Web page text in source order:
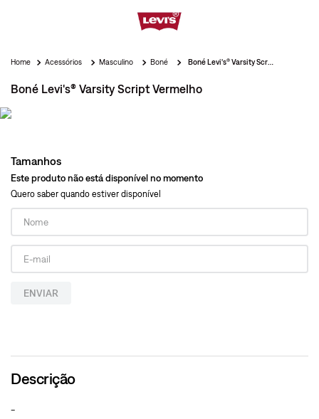
Acessórios Masculino Boné
Boné Levi's® Varsity Script Vermelho
Tamanhos
Este produto não está disponível no momento
Quero saber quando estiver disponível
ENVIAR
Descrição
-